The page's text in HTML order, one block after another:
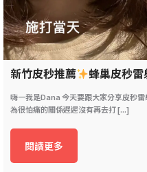
新竹皮秒推薦 蜂巢皮秒雷
嗨一我是Dana 今天要跟大家分享皮秒
為很怕痛的關係遲遲沒有再去打 [...]
閱讀更多